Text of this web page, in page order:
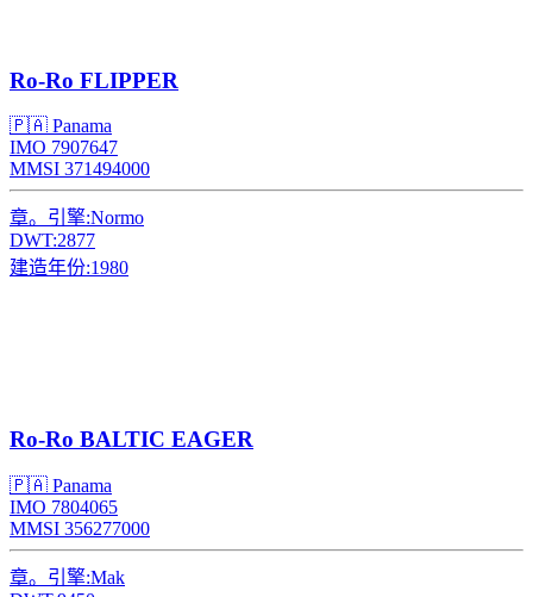
Ro-Ro FLIPPER
🇵🇦 Panama
IMO 7907647
MMSI 371494000
章。引擎:Normo
DWT:2877
建造年份:1980
Ro-Ro BALTIC EAGER
🇵🇦 Panama
IMO 7804065
MMSI 356277000
章。引擎:Mak